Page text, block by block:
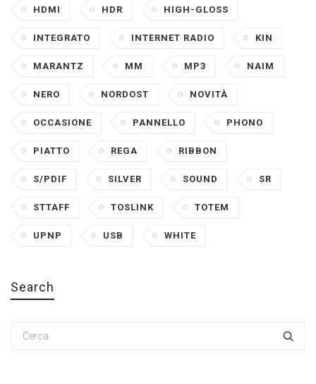
HDMI HDR HIGH-GLOSS
INTEGRATO INTERNET RADIO KIN
MARANTZ MM MP3 NAIM
NERO NORDOST NOVITÀ
OCCASIONE PANNELLO PHONO
PIATTO REGA RIBBON
S/PDIF SILVER SOUND SR
STTAFF TOSLINK TOTEM
UPNP USB WHITE
Search